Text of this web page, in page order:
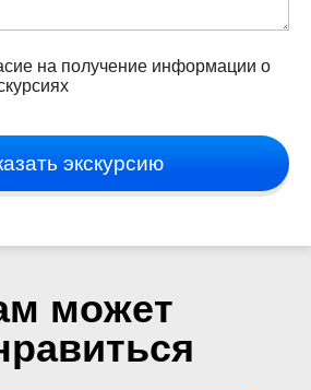
на получение информации о
экскурсию
может